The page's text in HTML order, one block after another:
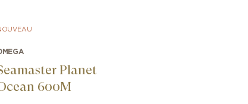
Planet
600M